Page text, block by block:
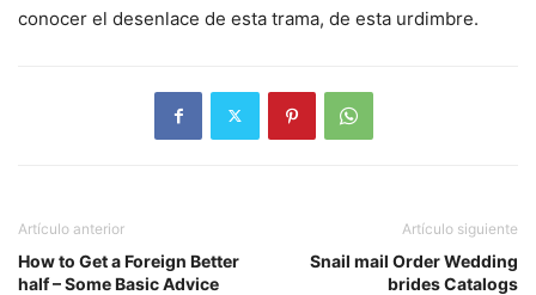
conocer el desenlace de esta trama, de esta urdimbre.
Artículo anterior
How to Get a Foreign Better
half – Some Basic Advice
Artículo siguiente
Snail mail Order Wedding
brides Catalogs